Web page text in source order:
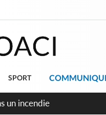
SPORT
transformée en vaste